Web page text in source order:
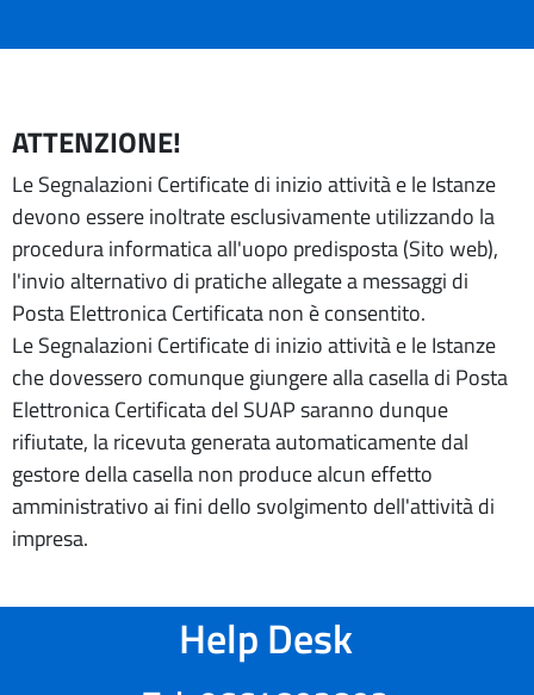
ATTENZIONE!
Le Segnalazioni Certificate di inizio attività e le Istanze
devono essere inoltrate esclusivamente utilizzando la
procedura informatica all'uopo predisposta (Sito web),
l'invio alternativo di pratiche allegate a messaggi di
Posta Elettronica Certificata non è consentito.
Le Segnalazioni Certificate di inizio attività e le Istanze
che dovessero comunque giungere alla casella di Posta
Elettronica Certificata del SUAP saranno dunque
rifiutate, la ricevuta generata automaticamente dal
gestore della casella non produce alcun effetto
amministrativo ai fini dello svolgimento dell'attività di
impresa.
Help Desk